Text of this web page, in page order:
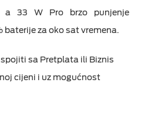
a 33 W Pro brzo punjenje
za oko sat vremena.
sa Pretplata ili Biznis
cijeni i uz mogućnost